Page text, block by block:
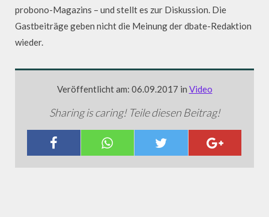
probono-Magazins – und stellt es zur Diskussion. Die
Gastbeiträge geben nicht die Meinung der dbate-Redaktion
wieder.
Veröffentlicht am: 06.09.2017 in Video
Sharing is caring! Teile diesen Beitrag!